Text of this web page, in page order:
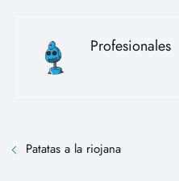
Profesionales
Patatas a la riojana